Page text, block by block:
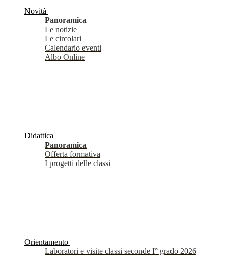
Novità
Panoramica
Le notizie
Le circolari
Calendario eventi
Albo Online
Didattica
Panoramica
Offerta formativa
I progetti delle classi
Orientamento
Laboratori e visite classi seconde I° grado 2026